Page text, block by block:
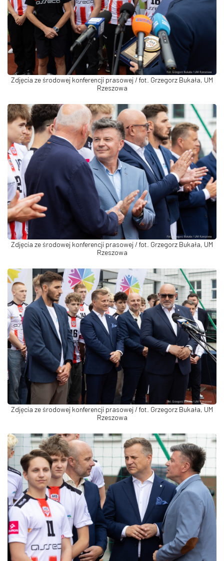
Zdjęcia ze środowej konferencji prasowej / fot. Grzegorz Bukała, UM
Rzeszowa
Zdjęcia ze środowej konferencji prasowej / fot. Grzegorz Bukała, UM
Rzeszowa
Zdjęcia ze środowej konferencji prasowej / fot. Grzegorz Bukała, UM
Rzeszowa